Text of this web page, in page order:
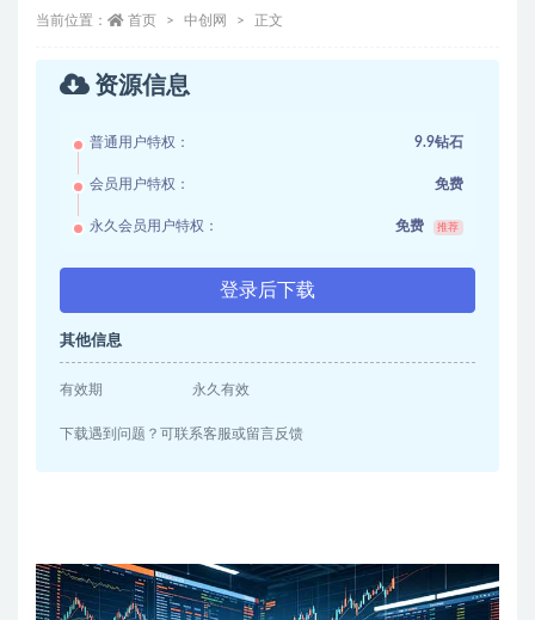
当前位置： 首页 中创网 正文
资源信息
普通用户特权： 9.9钻石
会员用户特权： 免费
永久会员用户特权： 免费 推荐
登录后下载
其他信息
有效期 永久有效
下载遇到问题？可联系客服或留言反馈